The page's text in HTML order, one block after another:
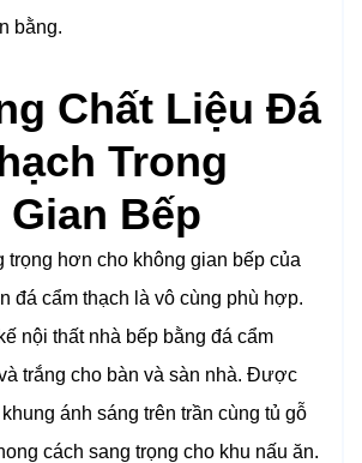
bằng.
Chất Liệu Đá
Trong
Bếp
trọng hơn cho không gian bếp của
đá cẩm thạch là vô cùng phù hợp.
nội thất nhà bếp bằng đá cẩm
trắng cho bàn và sàn nhà. Được
ánh sáng trên trần cùng tủ gỗ
cách sang trọng cho khu nấu ăn.